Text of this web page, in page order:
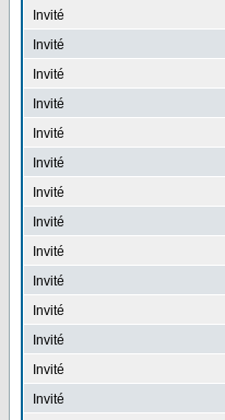
Invité
Invité
Invité
Invité
Invité
Invité
Invité
Invité
Invité
Invité
Invité
Invité
Invité
Invité